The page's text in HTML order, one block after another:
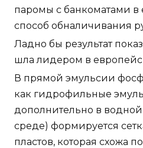
паромы с банкоматами
способ обналичивания
Ладно бы результат
шла лидером в
В прямой эмульсии
как гидрофильные
дополнительно в
среде) формируется
пластов, которая схожа